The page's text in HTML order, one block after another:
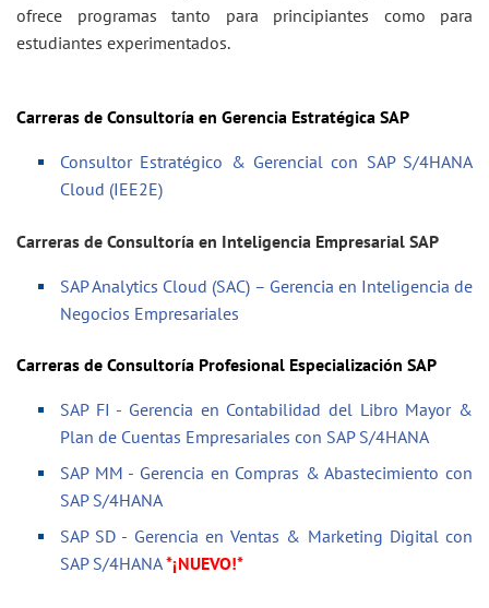
ofrece programas tanto para principiantes como para
estudiantes experimentados.
Carreras de Consultoría en Gerencia Estratégica SAP
Consultor Estratégico & Gerencial con SAP S/4HANA
Cloud (IEE2E)
Carreras de Consultoría en Inteligencia Empresarial SAP
SAP Analytics Cloud (SAC) – Gerencia en Inteligencia de
Negocios Empresariales
Carreras de Consultoría Profesional Especialización SAP
SAP FI - Gerencia en Contabilidad del Libro Mayor &
Plan de Cuentas Empresariales con SAP S/4HANA
SAP MM - Gerencia en Compras & Abastecimiento con
SAP S/4HANA
SAP SD - Gerencia en Ventas & Marketing Digital con
SAP S/4HANA *¡NUEVO!*